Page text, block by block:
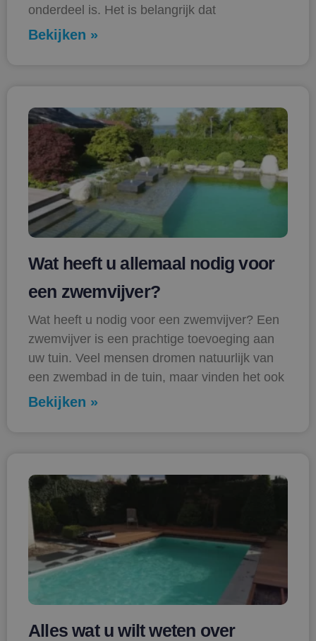
onderdeel is. Het is belangrijk dat
Bekijken »
Wat heeft u allemaal nodig voor
een zwemvijver?
Wat heeft u nodig voor een zwemvijver? Een
zwemvijver is een prachtige toevoeging aan
uw tuin. Veel mensen dromen natuurlijk van
een zwembad in de tuin, maar vinden het ook
Bekijken »
Alles wat u wilt weten over